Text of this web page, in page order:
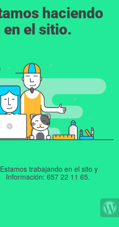
haciendo
el sitio.
trabajando en el sito y
Información: 657 22 11 65.